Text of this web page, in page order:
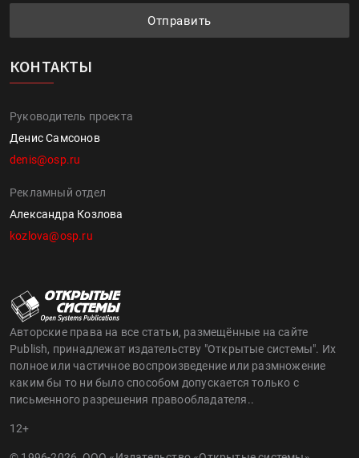
Отправить
КОНТАКТЫ
Руководитель проекта
Денис Самсонов
denis@osp.ru
Рекламный отдел
Александра Козлова
kozlova@osp.ru
Авторские права на все статьи, размещённые на сайте
Publish, принадлежат издательству "Открытые системы". Их
полное или частичное воспроизведение или размножение
каким бы то ни было способом допускается только с
письменного разрешения правообладателя..
12+